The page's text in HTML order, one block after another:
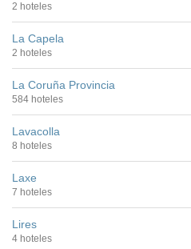
2 hoteles
La Capela
2 hoteles
La Coruña Provincia
584 hoteles
Lavacolla
8 hoteles
Laxe
7 hoteles
Lires
4 hoteles